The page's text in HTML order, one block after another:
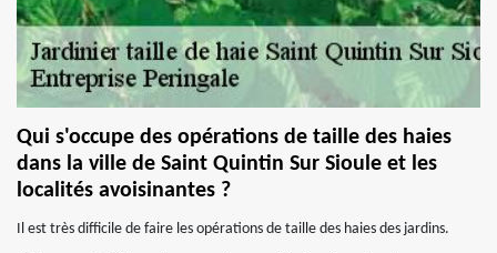
Qui s'occupe des opérations de taille des haies
dans la ville de Saint Quintin Sur Sioule et les
localités avoisinantes ?
Il est très difficile de faire les opérations de taille des haies des jardins.